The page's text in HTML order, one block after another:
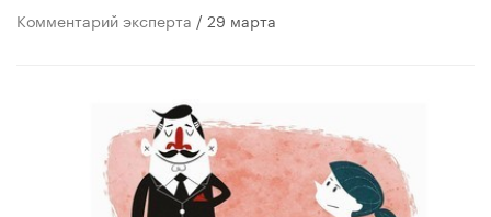
Комментарий эксперта / 29 марта